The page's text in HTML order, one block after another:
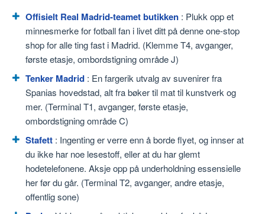
Offisielt Real Madrid-teamet butikken : Plukk opp et
minnesmerke for fotball fan i livet ditt på denne one-stop
shop for alle ting fast i Madrid. (Klemme T4, avganger,
første etasje, ombordstigning område J)
Tenker Madrid : En fargerik utvalg av suvenirer fra
Spanias hovedstad, alt fra bøker til mat til kunstverk og
mer. (Terminal T1, avganger, første etasje,
ombordstigning område C)
Stafett : Ingenting er verre enn å borde flyet, og innser at
du ikke har noe lesestoff, eller at du har glemt
hodetelefonene. Aksje opp på underholdning essensielle
her før du går. (Terminal T2, avganger, andre etasje,
offentlig sone)